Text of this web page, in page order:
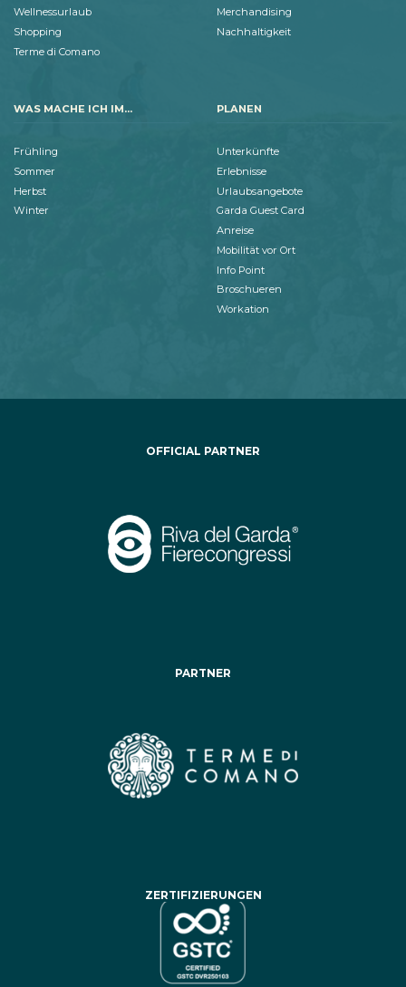
Wellnessurlaub
Shopping
Terme di Comano
Merchandising
Nachhaltigkeit
WAS MACHE ICH IM...
Frühling
Sommer
Herbst
Winter
PLANEN
Unterkünfte
Erlebnisse
Urlaubsangebote
Garda Guest Card
Anreise
Mobilität vor Ort
Info Point
Broschueren
Workation
OFFICIAL PARTNER
PARTNER
ZERTIFIZIERUNGEN